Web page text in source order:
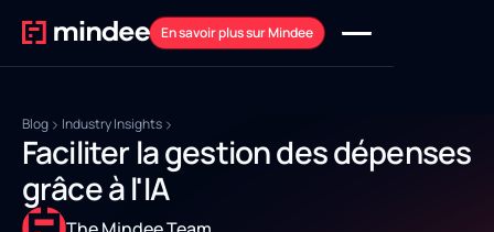
En savoir plus sur Mindee
Blog Industry Insights
Faciliter la gestion des dépenses
grâce à l'IA